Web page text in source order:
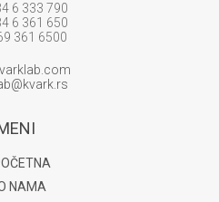
6 333 790
6 361 650
361 6500
NAMA